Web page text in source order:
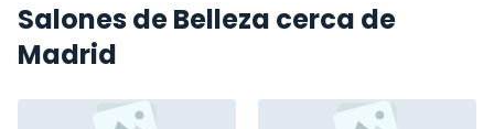
Salones de Belleza cerca de
Madrid